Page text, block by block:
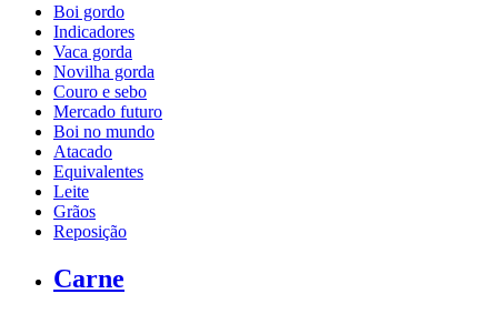
Boi gordo
Indicadores
Vaca gorda
Novilha gorda
Couro e sebo
Mercado futuro
Boi no mundo
Atacado
Equivalentes
Leite
Grãos
Reposição
Carne